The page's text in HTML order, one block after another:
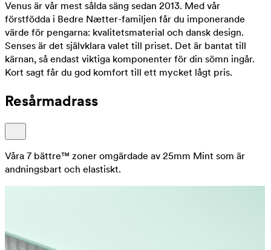
Venus är vår mest sålda säng sedan 2013. Med vår
förstfödda i Bedre Nætter-familjen får du imponerande
värde för pengarna: kvalitetsmaterial och dansk design.
Senses är det självklara valet till priset. Det är bantat till
kärnan, så endast viktiga komponenter för din sömn ingår.
Kort sagt får du god komfort till ett mycket lågt pris.
Resårmadrass
Våra 7 bättre™ zoner omgärdade av 25mm Mint som är
andningsbart och elastiskt.